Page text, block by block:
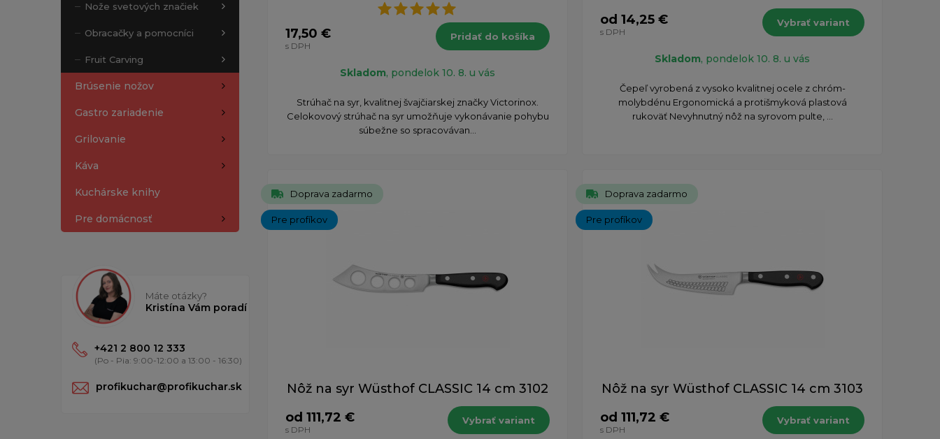
Nože svetových značiek
Obracačky a pomocníci
Fruit Carving
Brúsenie nožov
Gastro zariadenie
Grilovanie
Káva
Kuchárske knihy
Pre domácnosť
Máte otázky?
Kristína Vám poradí
+421 2 800 12 333
(Po - Pia: 9:00-12:00 a 13:00 - 16:30)
profikuchar@profikuchar.sk
17,50 €
s DPH
Pridať do košíka
Skladom, pondelok 10. 8. u vás
Strúhač na syr, kvalitnej švajčiarskej značky Victorinox.
Celokovový strúhač na syr umožňuje vykonávanie pohybu
súbežne so spracovávan...
od 14,25 €
s DPH
Vybrať variant
Skladom, pondelok 10. 8. u vás
Čepeľ vyrobená z vysoko kvalitnej ocele z chróm-
molybdénu Ergonomická a protišmyková plastová
rukoväť Nevyhnutný nôž na syrovom pulte, ...
Doprava zadarmo
Pre profíkov
Nôž na syr Wüsthof CLASSIC 14 cm 3102
od 111,72 €
s DPH
Vybrať variant
Doprava zadarmo
Pre profíkov
Nôž na syr Wüsthof CLASSIC 14 cm 3103
od 111,72 €
s DPH
Vybrať variant